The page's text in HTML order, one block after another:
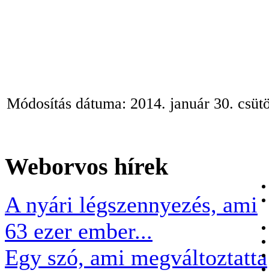
Módosítás dátuma: 2014. január 30.
Weborvos hírek
A nyári légszennyezés, ami
63 ezer ember...
Egy szó, ami megváltoztatta